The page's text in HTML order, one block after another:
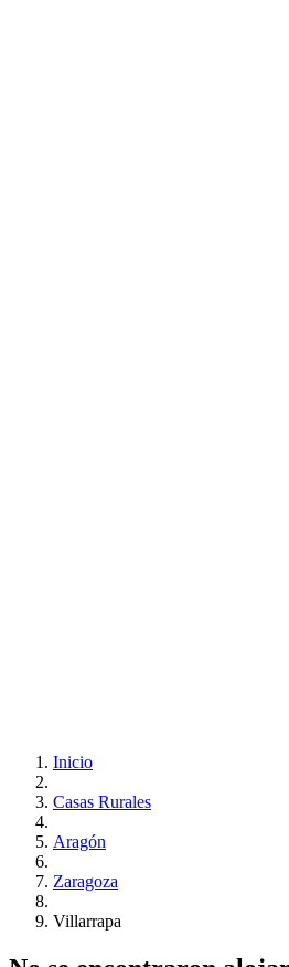
Inicio
Casas Rurales
Aragón
Zaragoza
Villarrapa